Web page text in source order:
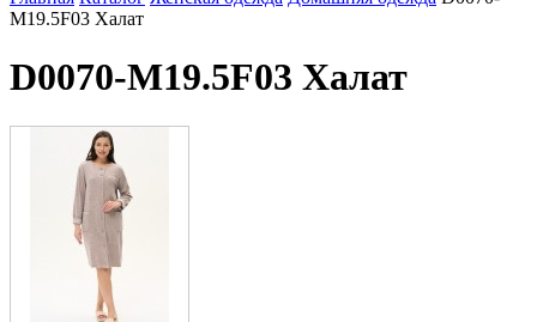
M19.5F03 Халат
D0070-M19.5F03 Халат